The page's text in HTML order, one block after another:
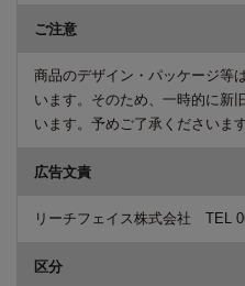
ご注意
商品のデザイン・パッケージ等
います。そのため、一時的に新
います。予めご了承くださいま
広告文責
リーチフェイス株式会社 TEL
区分